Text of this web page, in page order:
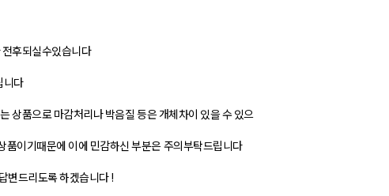
후되실수있습니다
니다
상품으로 마감처리나 박음질 등은 개체차이 있을 수 있으
이기때문에 이에 민감하신 부분은 주의부탁드립니다
변드리도록 하겠습니다 !